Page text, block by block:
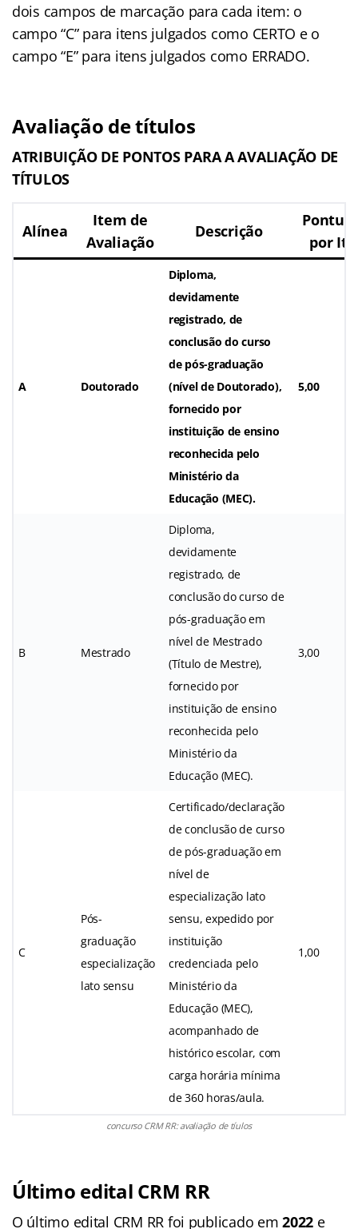
dois campos de marcação para cada item: o
campo “C” para itens julgados como CERTO e o
campo “E” para itens julgados como ERRADO.
Avaliação de títulos
ATRIBUIÇÃO DE PONTOS PARA A AVALIAÇÃO DE
TÍTULOS
Alínea
Item de
Avaliação
Descrição
por
A Doutorado
Diploma,
devidamente
registrado, de
conclusão do curso
de pós-graduação
(nível de Doutorado),
fornecido por
instituição de ensino
reconhecida pelo
Ministério da
Educação (MEC).
5,00
B Mestrado
Diploma,
devidamente
registrado, de
conclusão do curso de
pós-graduação em
nível de Mestrado
(Título de Mestre),
fornecido por
instituição de ensino
reconhecida pelo
Ministério da
Educação (MEC).
3,00
C
Pós-
graduação
especialização
lato sensu
Certificado/declaração
de conclusão de curso
de pós-graduação em
nível de
especialização lato
sensu, expedido por
instituição
credenciada pelo
Ministério da
Educação (MEC),
acompanhado de
histórico escolar, com
carga horária mínima
de 360 horas/aula.
1,00
concurso CRM RR: avaliação de tíulos
Último edital CRM RR
O último edital CRM RR foi publicado em2022 e